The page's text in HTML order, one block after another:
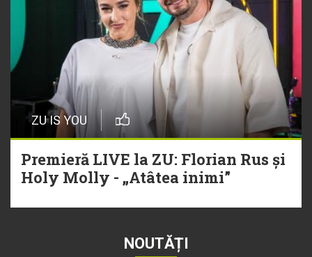
ZU IS YOU
Premieră LIVE la ZU: Florian Rus și
Holy Molly - „Atâtea inimi”
NOUTĂȚI